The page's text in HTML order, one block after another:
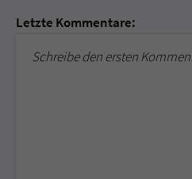
Letzte Kommentare:
Schreibe den ersten